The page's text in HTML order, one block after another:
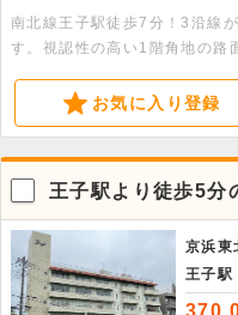
南北線王子駅徒歩7分！3沿線
す。視認性の高い1階角地の路
詳細につきましてはお問い合わ
お気に入り登録
王子駅より徒歩5分
京浜東
王子駅